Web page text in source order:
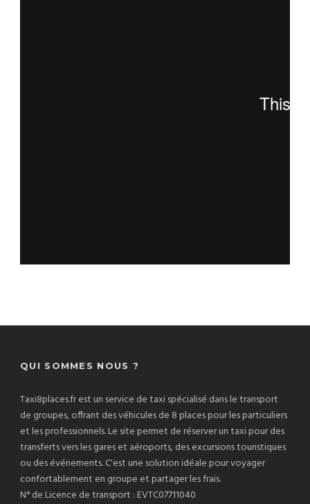
QUI SOMMES NOUS ?
Taxi8places.fr est un service de taxi spécialisé dans le transport
de groupes, offrant des véhicules de 8 places pour les particuliers
et les professionnels. Le site permet de réserver un taxi pour des
transferts vers les gares et aéroports, des excursions touristiques
ou des événements. C'est une solution idéale pour voyager
confortablement en groupe et partager les frais.
N° de Licence de transport : EVTC07711040